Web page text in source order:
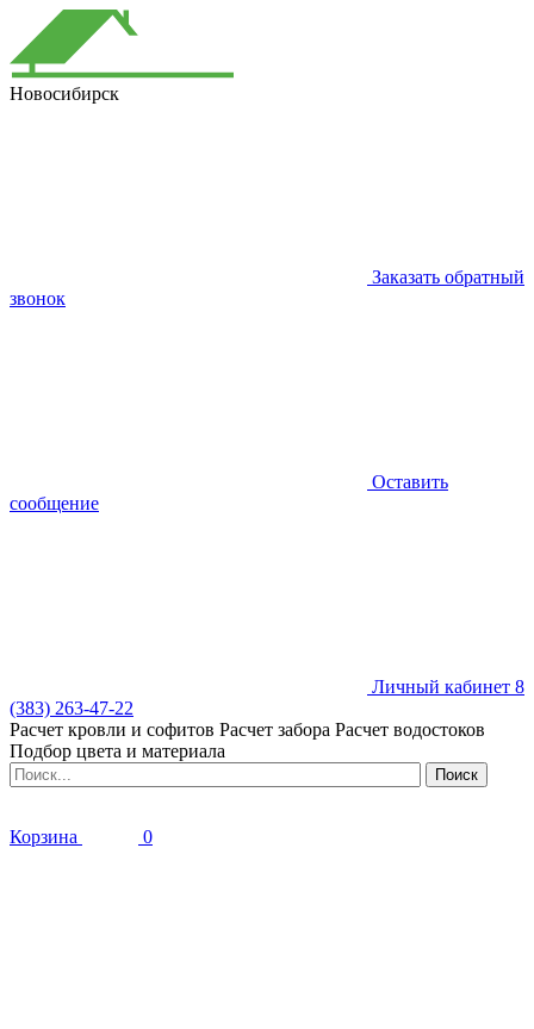
Новосибирск
Заказать обратный
звонок
Оставить
сообщение
Личный кабинет 8
(383) 263-47-22
Расчет кровли и софитов Расчет забора Расчет водостоков
Подбор цвета и материала
Корзина 0